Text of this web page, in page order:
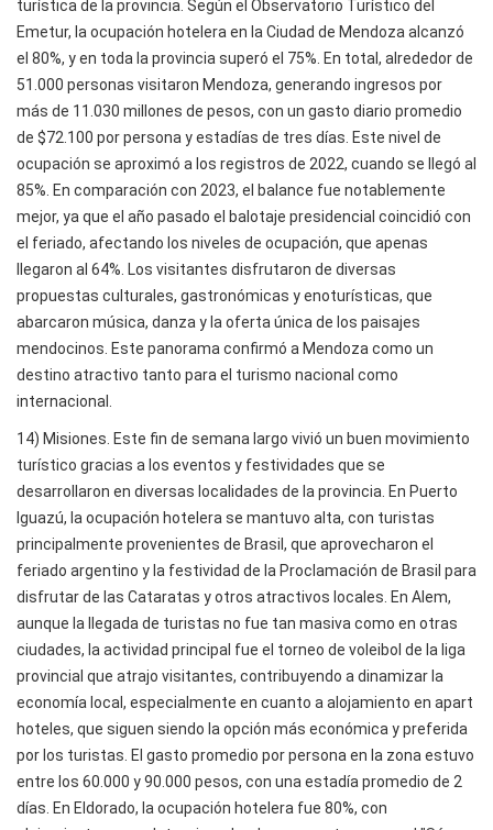
turística de la provincia. Según el Observatorio Turístico del
Emetur, la ocupación hotelera en la Ciudad de Mendoza alcanzó
el 80%, y en toda la provincia superó el 75%. En total, alrededor de
51.000 personas visitaron Mendoza, generando ingresos por
más de 11.030 millones de pesos, con un gasto diario promedio
de $72.100 por persona y estadías de tres días. Este nivel de
ocupación se aproximó a los registros de 2022, cuando se llegó al
85%. En comparación con 2023, el balance fue notablemente
mejor, ya que el año pasado el balotaje presidencial coincidió con
el feriado, afectando los niveles de ocupación, que apenas
llegaron al 64%. Los visitantes disfrutaron de diversas
propuestas culturales, gastronómicas y enoturísticas, que
abarcaron música, danza y la oferta única de los paisajes
mendocinos. Este panorama confirmó a Mendoza como un
destino atractivo tanto para el turismo nacional como
internacional.
14) Misiones. Este fin de semana largo vivió un buen movimiento
turístico gracias a los eventos y festividades que se
desarrollaron en diversas localidades de la provincia. En Puerto
Iguazú, la ocupación hotelera se mantuvo alta, con turistas
principalmente provenientes de Brasil, que aprovecharon el
feriado argentino y la festividad de la Proclamación de Brasil para
disfrutar de las Cataratas y otros atractivos locales. En Alem,
aunque la llegada de turistas no fue tan masiva como en otras
ciudades, la actividad principal fue el torneo de voleibol de la liga
provincial que atrajo visitantes, contribuyendo a dinamizar la
economía local, especialmente en cuanto a alojamiento en apart
hoteles, que siguen siendo la opción más económica y preferida
por los turistas. El gasto promedio por persona en la zona estuvo
entre los 60.000 y 90.000 pesos, con una estadía promedio de 2
días. En Eldorado, la ocupación hotelera fue 80%, con